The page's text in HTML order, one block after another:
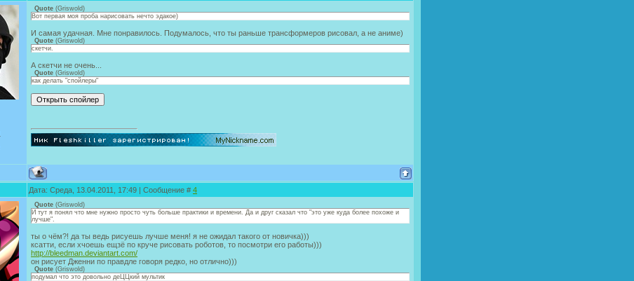
Quote (Griswold)
Вот первая моя проба нарисовать нечто эдакое)
И самая удачная. Мне понравилось. Подумалось, что ты раньше трансформеров рисовал, а не аниме)
Quote (Griswold)
скетчи.
А скетчи не очень...
Quote (Griswold)
как делать "спойлеры"
Дата: Среда, 13.04.2011, 17:49 | Сообщение # 4
Quote (Griswold)
И тут я понял что мне нужно просто чуть больше практики и времени. Да и друг сказал что "это уже куда более похоже и
лучше".
ты о чём?! да ты ведь рисуешь лучше меня! я не ожидал такого от новичка)))
ксатти, если хчоешь ещзё по круче рисовать роботов, то посмотри его работы)))
http://bleedman.deviantart.com/
он рисует Дженни по правдле говоря редко, но отлично)))
Quote (Griswold)
подумал что это довольно деЦЦкий мультик